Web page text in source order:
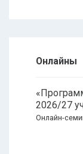
Онлайны
2026/27
Онлайн-